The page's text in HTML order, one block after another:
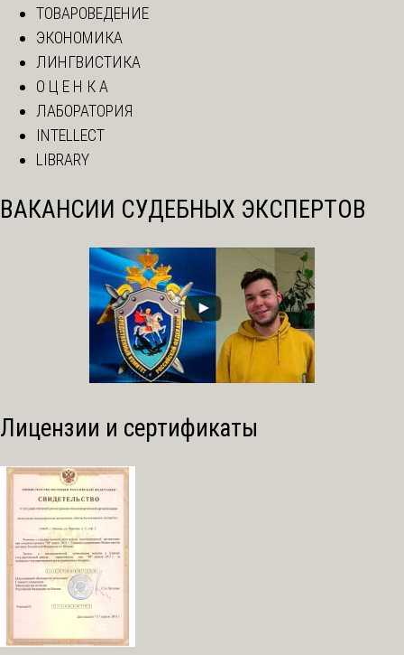
ТОВАРОВЕДЕНИЕ
ЭКОНОМИКА
ЛИНГВИСТИКА
О Ц Е Н К А
ЛАБОРАТОРИЯ
INTELLECT
LIBRARY
ВАКАНСИИ СУДЕБНЫХ ЭКСПЕРТОВ
Лицензии и сертификаты